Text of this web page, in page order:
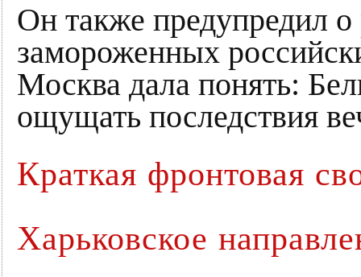
Он также предупредил
замороженных
Москва дала понять:
ощущать последствия
Краткая фронтовая
Харьковское